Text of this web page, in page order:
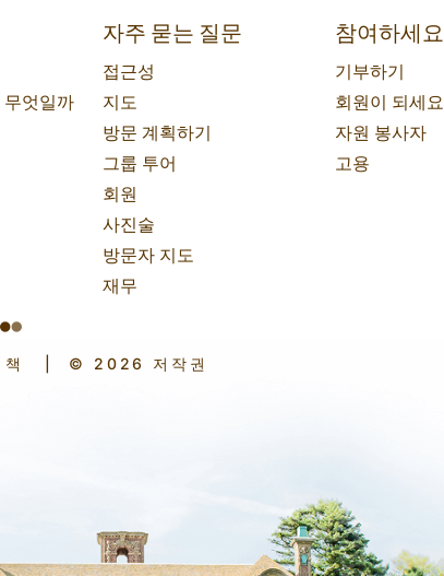
엇일까
자주 묻는 질문
접근성
지도
방문 계획하기
그룹 투어
회원
사진술
방문자 지도
재무
참여하세요
기부하기
회원이 되세요
자원 봉사자
고용
© 2026 저작권